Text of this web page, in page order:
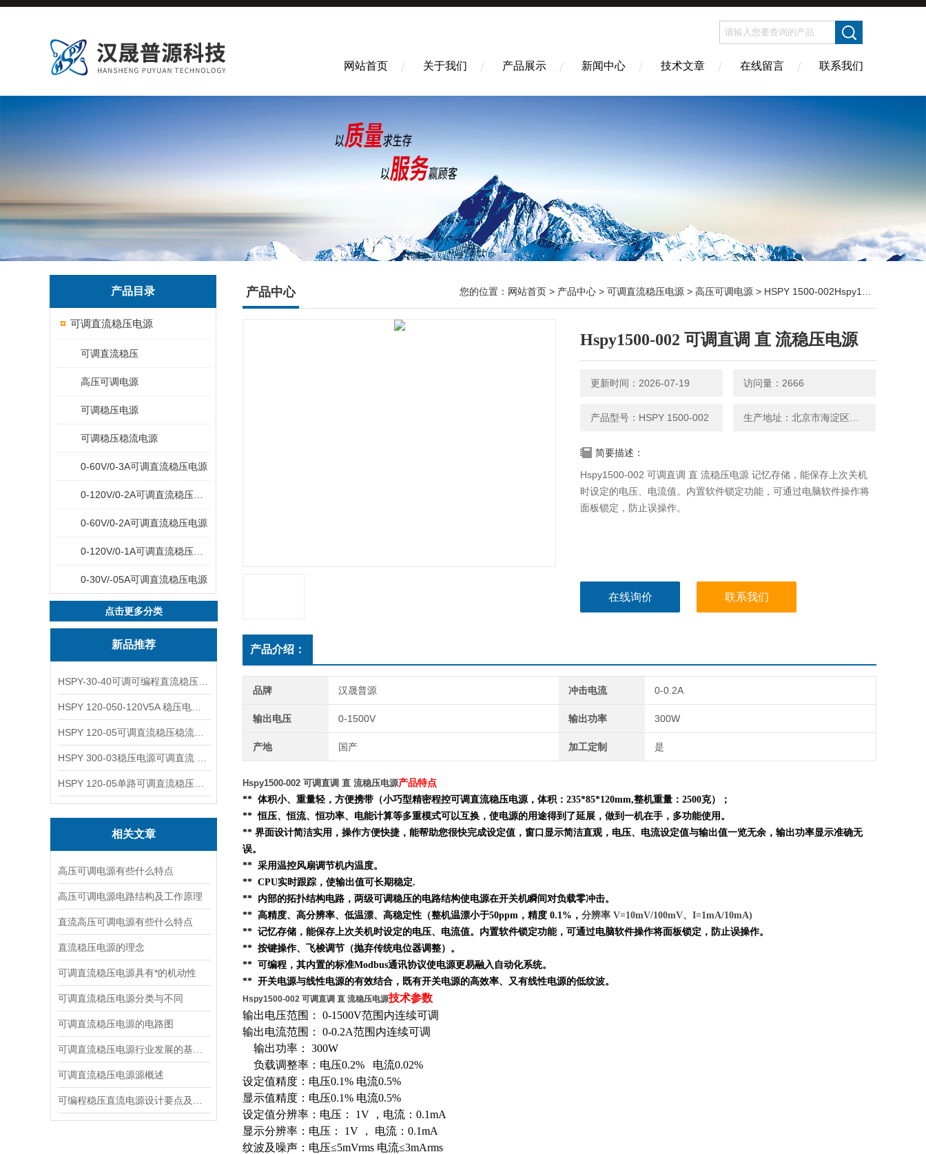
网站首页 关于我们 产品展示 新闻中心 技术文章 在线留言 联系我们
产品目录
可调直流稳压电源
可调直流稳压
高压可调电源
可调稳压电源
可调稳压稳流电源
0-60V/0-3A可调直流稳压电源
0-60V/0-2A可调直流稳压电源
0-30V/-05A可调直流稳压电源
点击更多分类
新品推荐
相关文章
高压可调电源有些什么特点
高压可调电源电路结构及工作原理
直流高压可调电源有些什么特点
直流稳压电源的理念
可调直流稳压电源具有*的机动性
可调直流稳压电源分类与不同
可调直流稳压电源的电路图
可调直流稳压电源源概述
产品中心 您的位置： 网站首页 > 产品中心 > 可调直流稳压电源 > 高压可调电源 > HSPY 1500-002Hspy1500-002 可调直调 直 流稳压电源
Hspy1500-002 可调直调 直 流稳压电源
更新时间：2026-07-19 访问量：2666
产品型号：HSPY 1500-002
简要描述：
Hspy1500-002 可调直调 直 流稳压电源 记忆存储，能保存上次关机
时设定的电压、电流值。内置软件锁定功能，可通过电脑软件操作将
面板锁定，防止误操作。
在线询价 联系我们
产品介绍：
品牌 汉晟普源 冲击电流 0-0.2A
输出电压 0-1500V 输出功率 300W
产地 国产 加工定制 是
Hspy1500-002 可调直调 直 流稳压电源产品特点
** 体积小、重量轻，方便携带（小巧型精密程控可调直流稳压电源，体积： 235*85*120mm,整机重量： 2500克）；
** 恒压、恒流、恒功率、电能计算等多重模式可以互换 ， 使电源的用途得到了延展，做到一机在手，多功能使用。
** 界面设计简洁实用， 操作方便快捷， 能帮助您很快完成设定值，窗口显示简洁直观，电压、电流设定值与输出值一览无余，输出功率显示准确无
误。
** 采用温控风扇调节机内温度。
** CPU实时跟踪，使输出值可长期稳定.
** 内部的拓扑结构电路，两级可调稳压的电路结构使电源在开关机瞬间对负载零冲击。
** 高精度、高分辨率、低温漂、高稳定性（整机温漂小于50ppm，精度 0.1%， 分辨率 V=10mV/100mV、I=1mA/10mA)
** 记忆存储，能保存上次关机时设定的电压、电流值。内置软件锁定功能，可通过电脑软件操作将面板锁定，防止误操作。
** 按键操作、飞梭调节（抛弃传统电位器调整）。
** 可编程，其内置的标准Modbus通讯协议使电源更易融入自动化系统。
** 开关电源与线性电源的有效结合，既有开关电源的高效率、又有线性电源的低纹波。
Hspy1500-002 可调直调 直 流稳压电源技术参数
输出电压范围： 0-1500V范围内连续可调
输出电流范围： 0-0.2A范围内连续可调
输出功率： 300W
负载调整率：电压0.2% 电流0.02%
设定值精度：电压0.1% 电流0.5%
显示值精度：电压0.1% 电流0.5%
设定值分辨率：电压： 1V ，电流：0.1mA
显示分辨率：电压： 1V ， 电流：0.1mA
纹波及噪声：电压≤5mVrms 电流≤3mArms